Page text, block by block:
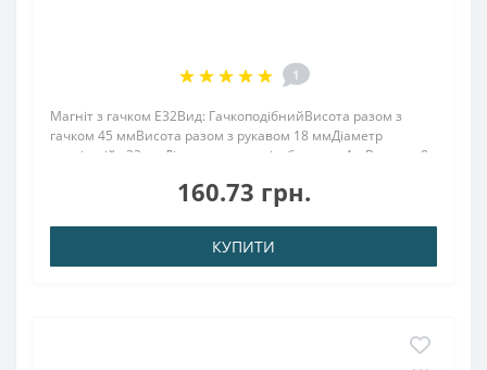
1
Магніт з гачком E32Вид: ГачкоподібнийВисота разом з
гачком 45 ммВисота разом з рукавом 18 ммДіаметр
зовнішній : 32 ммДіаметр внутр. різьблення : 4.мВисота : 8
N38Зчеплення прибл .: 30,00 кгТем..
160.73 грн.
КУПИТИ